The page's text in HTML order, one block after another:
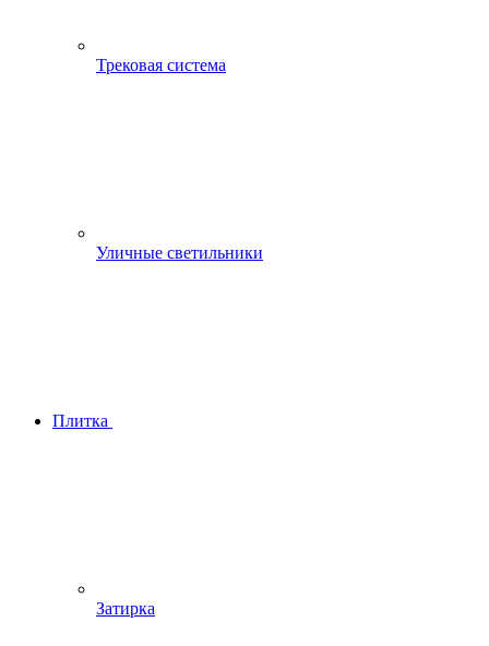
Трековая система
Уличные светильники
Плитка
Затирка